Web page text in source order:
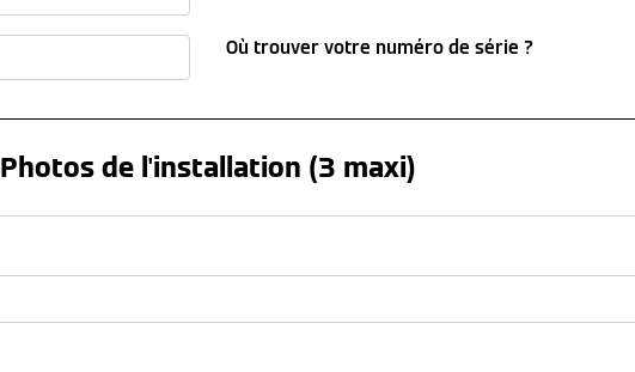
Où trouver votre numéro de série ?
Photos de l'installation (3 maxi)